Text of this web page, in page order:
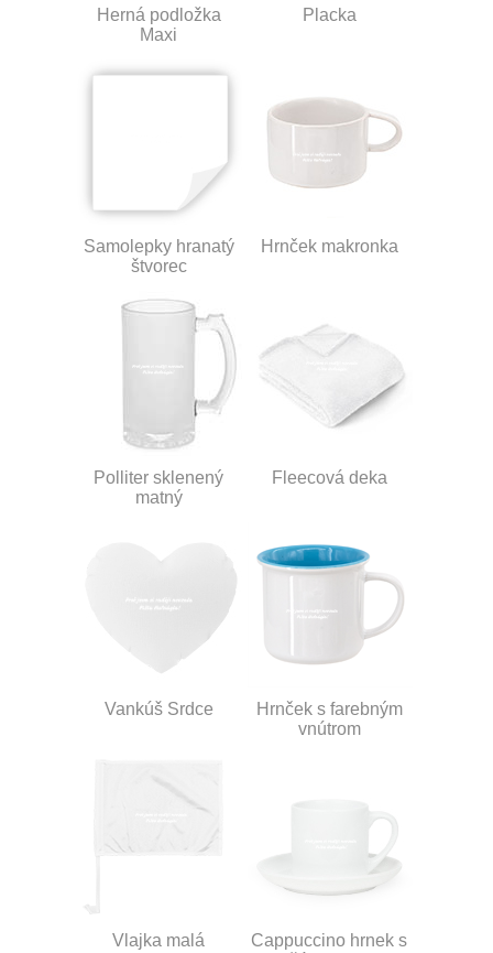
Herná podložka
Maxi
Placka
Samolepky hranatý
štvorec
Hrnček makronka
Polliter sklenený
matný
Fleecová deka
Vankúš Srdce
Hrnček s farebným
vnútrom
Vlajka malá
Cappuccino hrnek s